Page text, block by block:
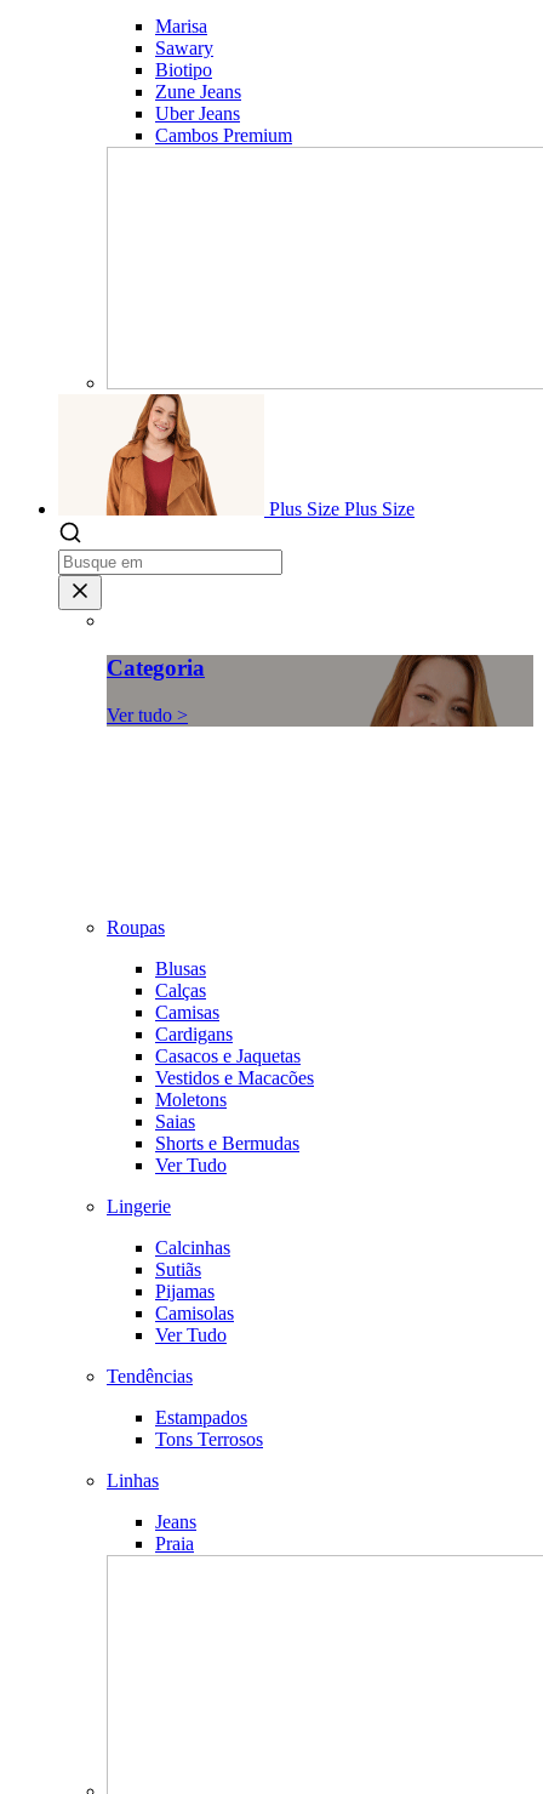
Marisa
Sawary
Biotipo
Zune Jeans
Uber Jeans
Cambos Premium
Plus Size Plus Size
Categoria
Ver tudo >
Roupas
Blusas
Calças
Camisas
Cardigans
Casacos e Jaquetas
Vestidos e Macacões
Moletons
Saias
Shorts e Bermudas
Ver Tudo
Lingerie
Calcinhas
Sutiãs
Pijamas
Camisolas
Ver Tudo
Tendências
Estampados
Tons Terrosos
Linhas
Jeans
Praia